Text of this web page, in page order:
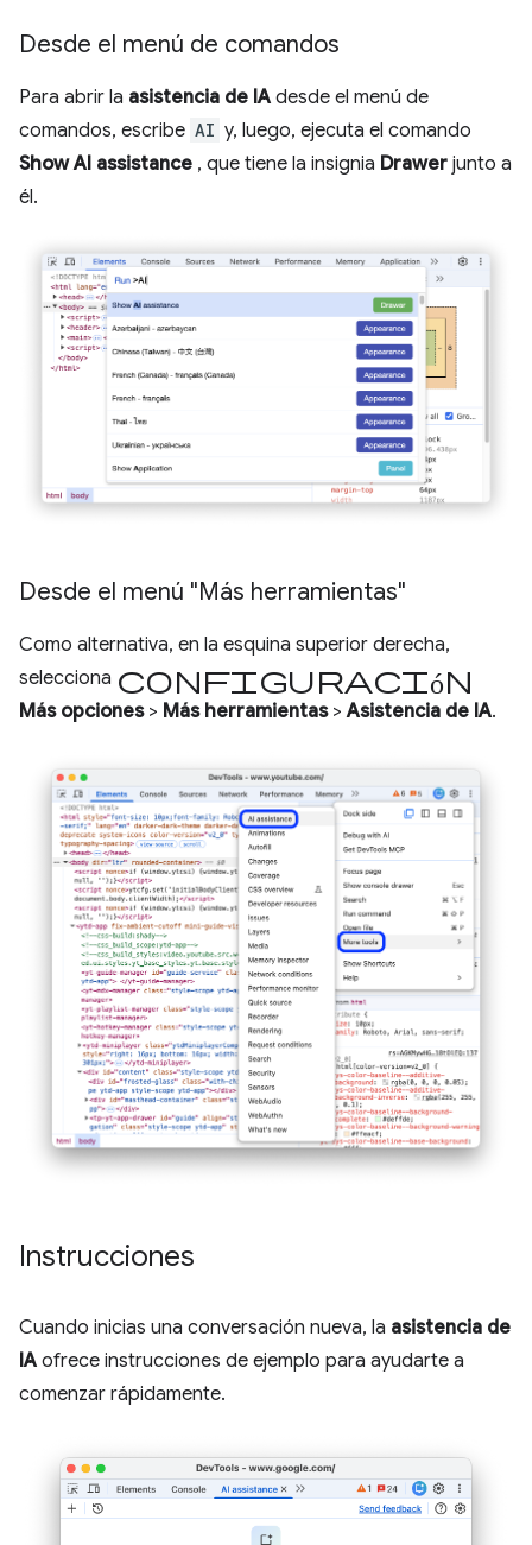
Desde el menú de comandos
Para abrir la asistencia de IA desde el menú de
comandos, escribe AI y, luego, ejecuta el comando
Show AI assistance , que tiene la insignia Drawer junto a
él.
Desde el menú "Más herramientas"
Como alternativa, en la esquina superior derecha,
selecciona configuración
Más opciones> Más herramientas>Asistencia de IA.
Instrucciones
Cuando inicias una conversación nueva, la asistencia de
IA ofrece instrucciones de ejemplo para ayudarte a
comenzar rápidamente.